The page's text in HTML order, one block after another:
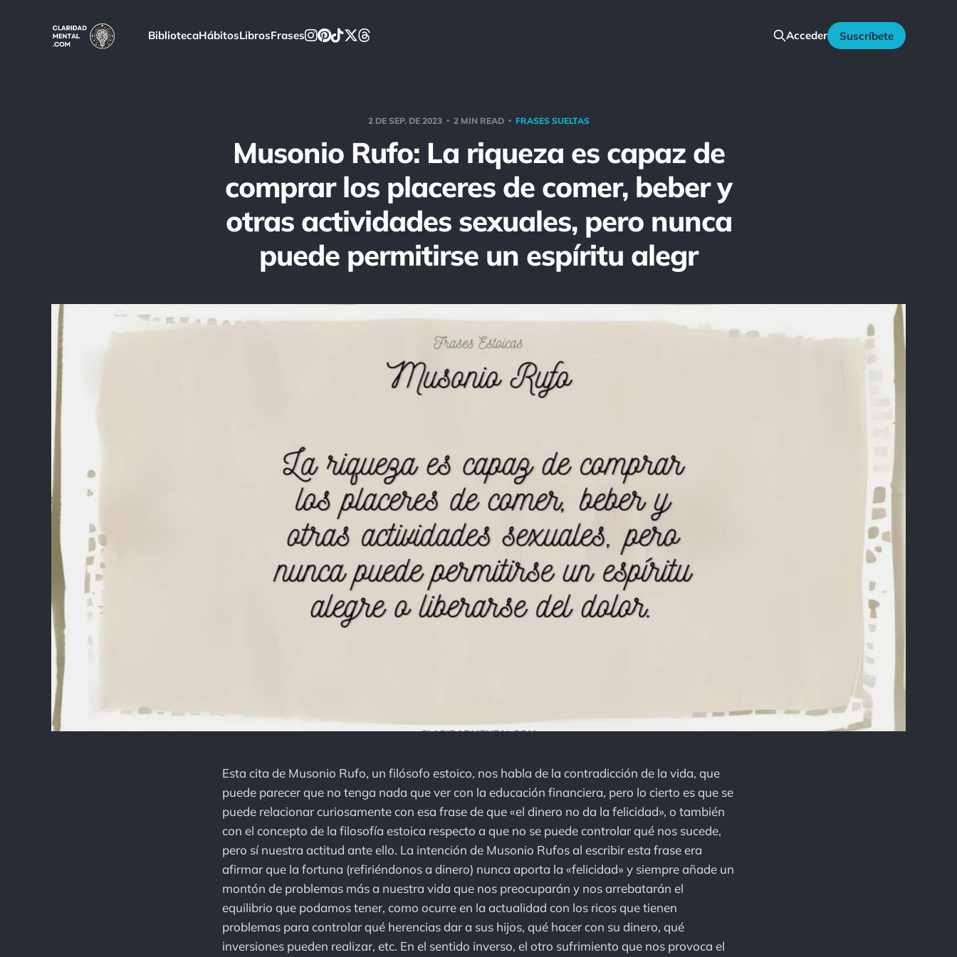
BibliotecaHábitosLibrosFrases Acceder Suscríbete
2 DE SEP. DE 2023 2 MIN READ FRASES SUELTAS
Musonio Rufo: La riqueza es capaz de
comprar los placeres de comer, beber y
otras actividades sexuales, pero nunca
puede permitirse un espíritu alegr
Esta cita de Musonio Rufo, un filósofo estoico, nos habla de la contradicción de la vida, que
puede parecer que no tenga nada que ver con la educación financiera, pero lo cierto es que se
puede relacionar curiosamente con esa frase de que «el dinero no da la felicidad», o también
con el concepto de la filosofía estoica respecto a que no se puede controlar qué nos sucede,
pero sí nuestra actitud ante ello. La intención de Musonio Rufos al escribir esta frase era
afirmar que la fortuna (refiriéndonos a dinero) nunca aporta la «felicidad» y siempre añade un
montón de problemas más a nuestra vida que nos preocuparán y nos arrebatarán el
equilibrio que podamos tener, como ocurre en la actualidad con los ricos que tienen
problemas para controlar qué herencias dar a sus hijos, qué hacer con su dinero, qué
inversiones pueden realizar, etc. En el sentido inverso, el otro sufrimiento que nos provoca el